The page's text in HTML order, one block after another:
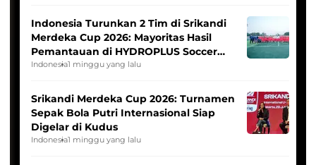
Indonesia Turunkan 2 Tim di Srikandi
Merdeka Cup 2026: Mayoritas Hasil
Pemantauan di HYDROPLUS Soccer
League
Indonesia1 minggu yang lalu
Srikandi Merdeka Cup 2026: Turnamen
Sepak Bola Putri Internasional Siap
Digelar di Kudus
Indonesia1 minggu yang lalu